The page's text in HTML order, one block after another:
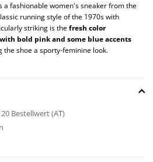
a fashionable women's sneaker from the
running style of the 1970s with
striking is thefresh color
bold pink and some blue accents
the shoe a sporty-feminine look.
Bestellwert (AT)